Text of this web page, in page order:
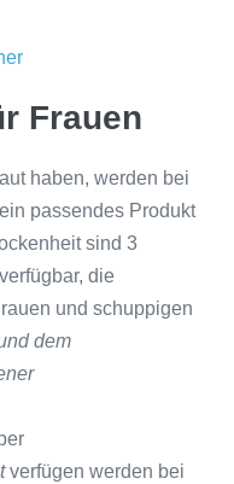
Frauen
haben, werden bei
passendes Produkt
sind 3
die
und schuppigen
dem
verfügen werden bei